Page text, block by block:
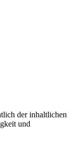
der inhaltlichen
und